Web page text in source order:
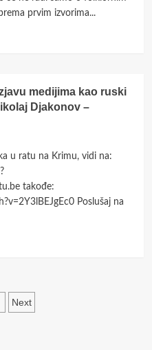
prvim izvorima...
medijima kao ruski
Djakonov –
u ratu na Krimu, vidi na:
takođe:
Poslušaj na
Next